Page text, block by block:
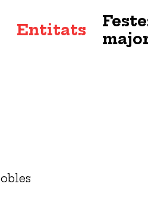
Entitats